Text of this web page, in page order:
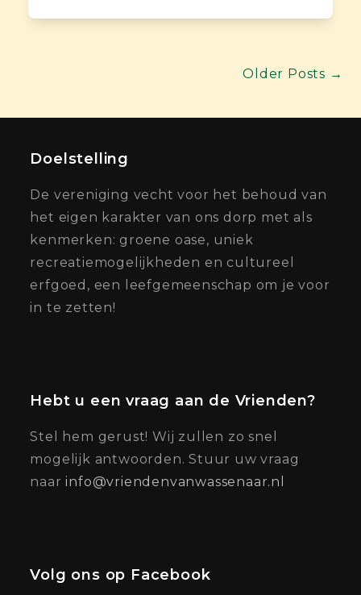
Older Posts →
Doelstelling
De vereniging vecht voor het behoud van
het eigen karakter van ons dorp met als
kenmerken: groene oase, uniek
recreatiemogelijkheden en cultureel
erfgoed, een leefgemeenschap om je voor
in te zetten!
Hebt u een vraag aan de Vrienden?
Stel hem gerust! Wij zullen zo snel
mogelijk antwoorden. Stuur uw vraag
naarinfo@vriendenvanwassenaar.nl
Volg ons op Facebook